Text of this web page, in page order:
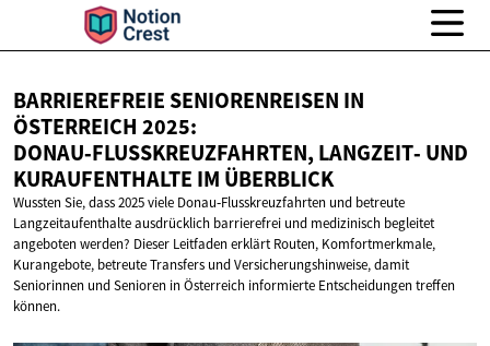
BARRIEREFREIE SENIORENREISEN IN
ÖSTERREICH 2025:
DONAU‑FLUSSKREUZFAHRTEN, LANGZEIT‑ UND
KURAUFENTHALTE IM ÜBERBLICK
Wussten Sie, dass 2025 viele Donau‑Flusskreuzfahrten und betreute
Langzeitaufenthalte ausdrücklich barrierefrei und medizinisch begleitet
angeboten werden? Dieser Leitfaden erklärt Routen, Komfortmerkmale,
Kurangebote, betreute Transfers und Versicherungshinweise, damit
Seniorinnen und Senioren in Österreich informierte Entscheidungen treffen
können.